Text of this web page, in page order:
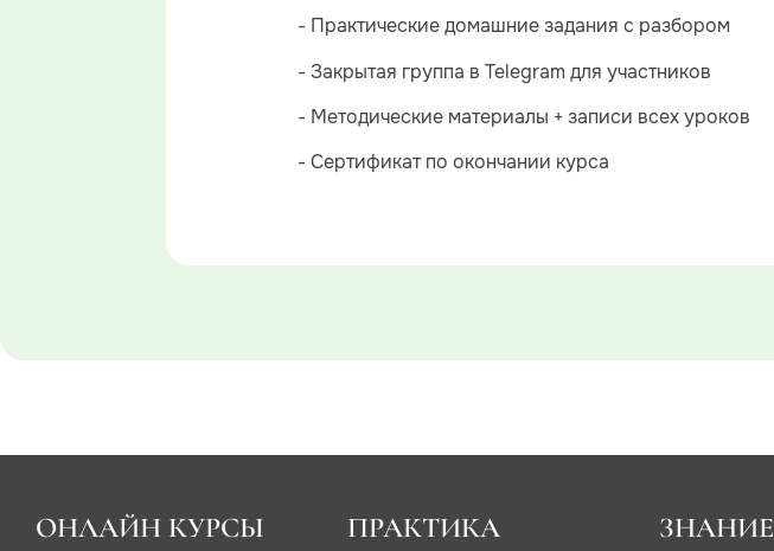
- Практические домашние задания с разбором
- Закрытая группа в Telegram для участников
- Методические материалы + записи всех уроков
- Сертификат по окончании курса
ОНЛАЙН КУРСЫ ПРАКТИКА ЗНАНИЕ